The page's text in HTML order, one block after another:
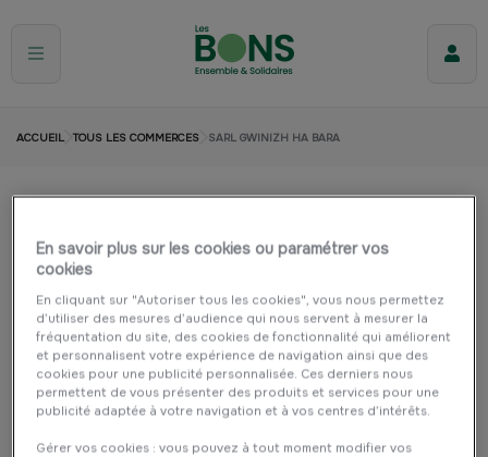
ACCUEIL TOUS LES COMMERCES SARL GWINIZH HA BARA
Sarl Gwinizh Ha Bara
DOUARNENEZ Cuisine et maisonRestauration
En savoir plus sur les cookies ou paramétrer vos
cookies
En cliquant sur "Autoriser tous les cookies", vous nous permettez
d’utiliser des mesures d’audience qui nous servent à mesurer la
fréquentation du site, des cookies de fonctionnalité qui améliorent
et personnalisent votre expérience de navigation ainsi que des
cookies pour une publicité personnalisée. Ces derniers nous
permettent de vous présenter des produits et services pour une
publicité adaptée à votre navigation et à vos centres d’intérêts.
Gérer vos cookies : vous pouvez à tout moment modifier vos